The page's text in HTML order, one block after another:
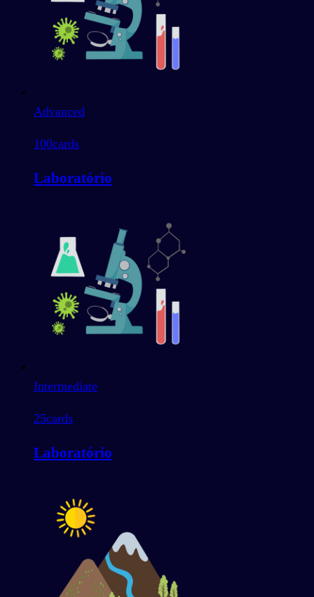
Advanced
100cards
Laboratório
Intermediate
25cards
Laboratório